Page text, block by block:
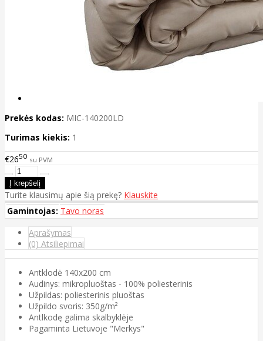
Prekės kodas: MIC-140200LD
Turimas kiekis: 1
€2650 su PVM
Turite klausimų apie šią prekę? Klauskite
Gamintojas: Tavo noras
Aprašymas
(0) Atsiliepimai
Antklodė 140x200 cm
Audinys: mikropluoštas - 100% poliesterinis
Užpildas: poliesterinis pluoštas
Užpildo svoris: 350g/m²
Antlkodę galima skalbyklėje
Pagaminta Lietuvoje "Merkys"